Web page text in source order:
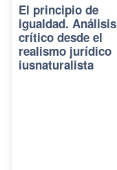
El principio de
igualdad. Análisis
crítico desde el
realismo jurídico
iusnaturalista